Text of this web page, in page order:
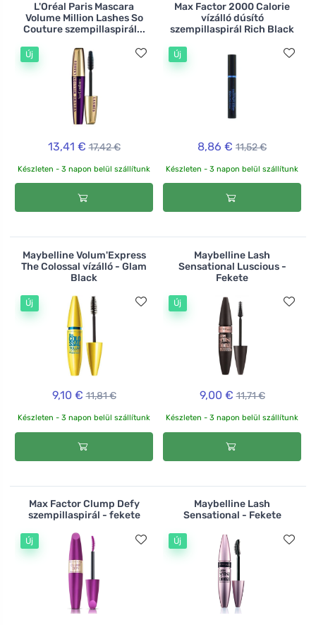
L'Oréal Paris Mascara
Volume Million Lashes So
Couture szempillaspirál...
Új
13,41 € 17,42 €
Készleten - 3 napon belül szállítunk
Max Factor 2000 Calorie
vízálló dúsító
szempillaspirál Rich Black
Új
8,86 € 11,52 €
Készleten - 3 napon belül szállítunk
Maybelline Volum'Express
The Colossal vízálló - Glam
Black
Új
9,10 € 11,81 €
Készleten - 3 napon belül szállítunk
Maybelline Lash
Sensational Luscious -
Fekete
Új
9,00 € 11,71 €
Készleten - 3 napon belül szállítunk
Max Factor Clump Defy
szempillaspirál - fekete
Új
Maybelline Lash
Sensational - Fekete
Új